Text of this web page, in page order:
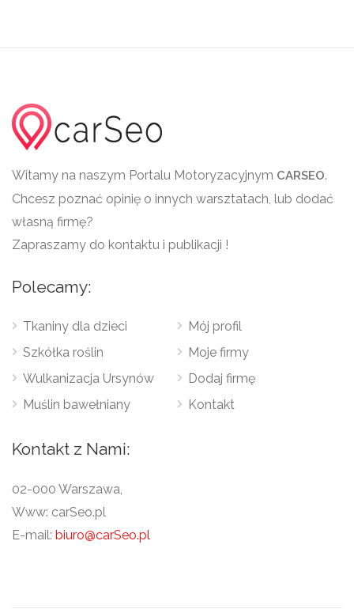
Witamy na naszym Portalu Motoryzacyjnym CARSEO.
Chcesz poznać opinię o innych warsztatach, lub dodać
własną firmę?
Zapraszamy do kontaktu i publikacji !
Polecamy:
Tkaniny dla dzieci
Szkółka roślin
Wulkanizacja Ursynów
Muślin bawełniany
Mój profil
Moje firmy
Dodaj firmę
Kontakt
Kontakt z Nami:
02-000 Warszawa,
Www: carSeo.pl
E-mail: biuro@carSeo.pl